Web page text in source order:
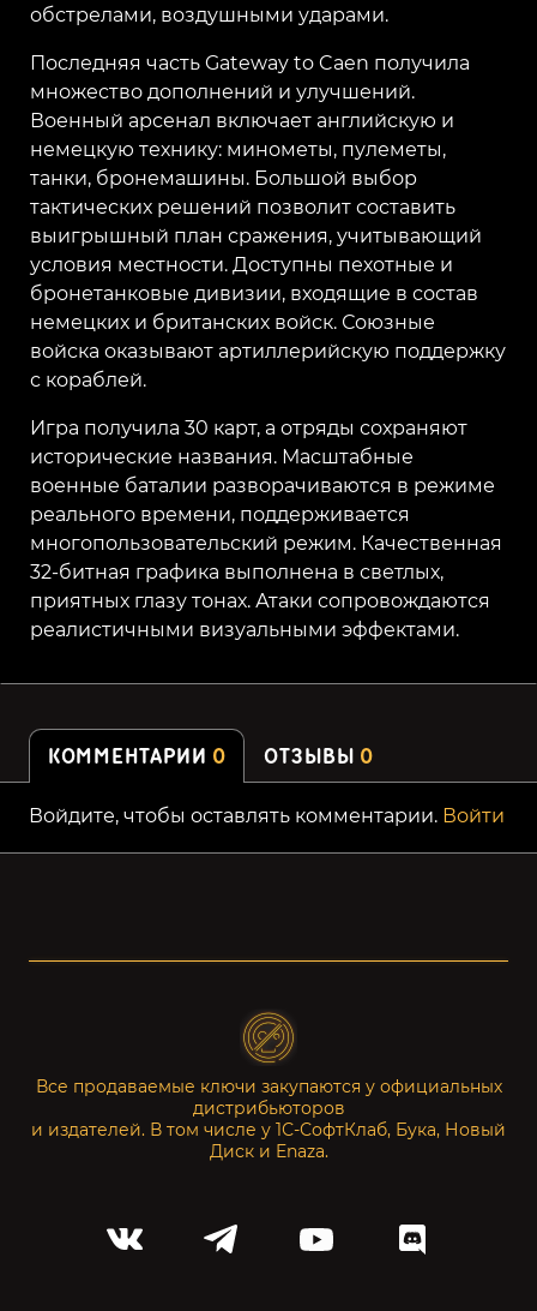
обстрелами, воздушными ударами.
Последняя часть Gateway to Caen получила
множество дополнений и улучшений.
Военный арсенал включает английскую и
немецкую технику: минометы, пулеметы,
танки, бронемашины. Большой выбор
тактических решений позволит составить
выигрышный план сражения, учитывающий
условия местности. Доступны пехотные и
бронетанковые дивизии, входящие в состав
немецких и британских войск. Союзные
войска оказывают артиллерийскую поддержку
с кораблей.
Игра получила 30 карт, а отряды сохраняют
исторические названия. Масштабные
военные баталии разворачиваются в режиме
реального времени, поддерживается
многопользовательский режим. Качественная
32-битная графика выполнена в светлых,
приятных глазу тонах. Атаки сопровождаются
реалистичными визуальными эффектами.
КОММЕНТАРИИ 0 ОТЗЫВЫ 0
Войдите, чтобы оставлять комментарии. Войти
Все продаваемые ключи закупаются у официальных
дистрибьюторов
и издателей. В том числе у 1С-СофтКлаб, Бука, Новый
Диск и Enaza.